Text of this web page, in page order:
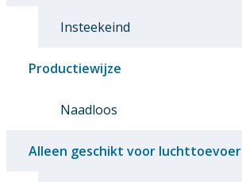
Insteekeind
Productiewijze
Naadloos
Alleen geschikt voor luchttoevoer